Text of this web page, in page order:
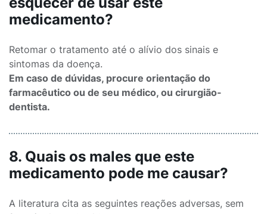
medicamento?
Retomar o tratamento até o alívio dos sinais e
sintomas da doença.
Em caso de dúvidas, procure orientação do
farmacêutico ou de seu médico, ou cirurgião-
dentista.
8. Quais os males que este
medicamento pode me causar?
A literatura cita as seguintes reações adversas, sem